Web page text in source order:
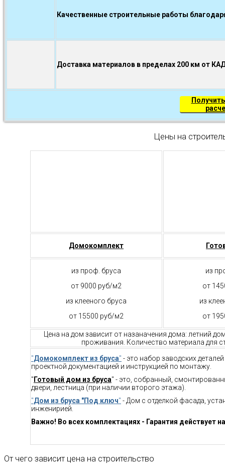
Качественные строительные работы
Доставка материалов в пределах 200 км от
Цены на
Домокомплект
из проф. бруса
от 9000 руб/м2
из клееного бруса
от 15500 руб/м2
из
от
из
от
Цена на дом зависит от назаначения дома: летний
проживания. Количество материала для
"Домокомплект из бруса" - это набор заводских
проектной документацией и инструкцией по монтажу.
" Готовый дом из бруса" - это, собранный,
двери, лестница (при наличии второго этажа).
"Дом из бруса "Под ключ" - Дом с отделкой фасада,
инженирией.
Важно! Во всех комплектациях - Гарантия действует
От чего зависит цена на строительство